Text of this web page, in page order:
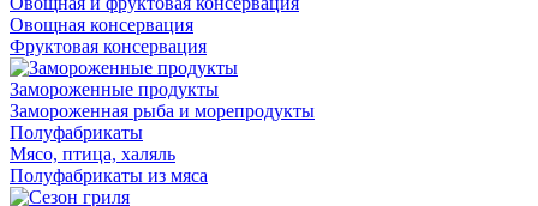
Овощная консервация
Фруктовая консервация
Замороженные продукты
Замороженная рыба и морепродукты
Полуфабрикаты
Мясо, птица, халяль
Полуфабрикаты из мяса